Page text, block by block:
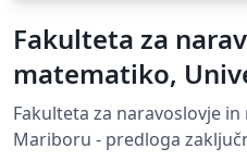
Fakulteta za
matematiko,
predloga
Fakulteta za naravoslovje
Mariboru - predloga